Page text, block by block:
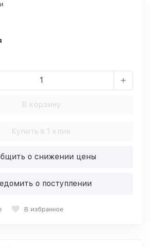
В корзину
Купить в 1 клик
о снижении цены
о поступлении
В избранное